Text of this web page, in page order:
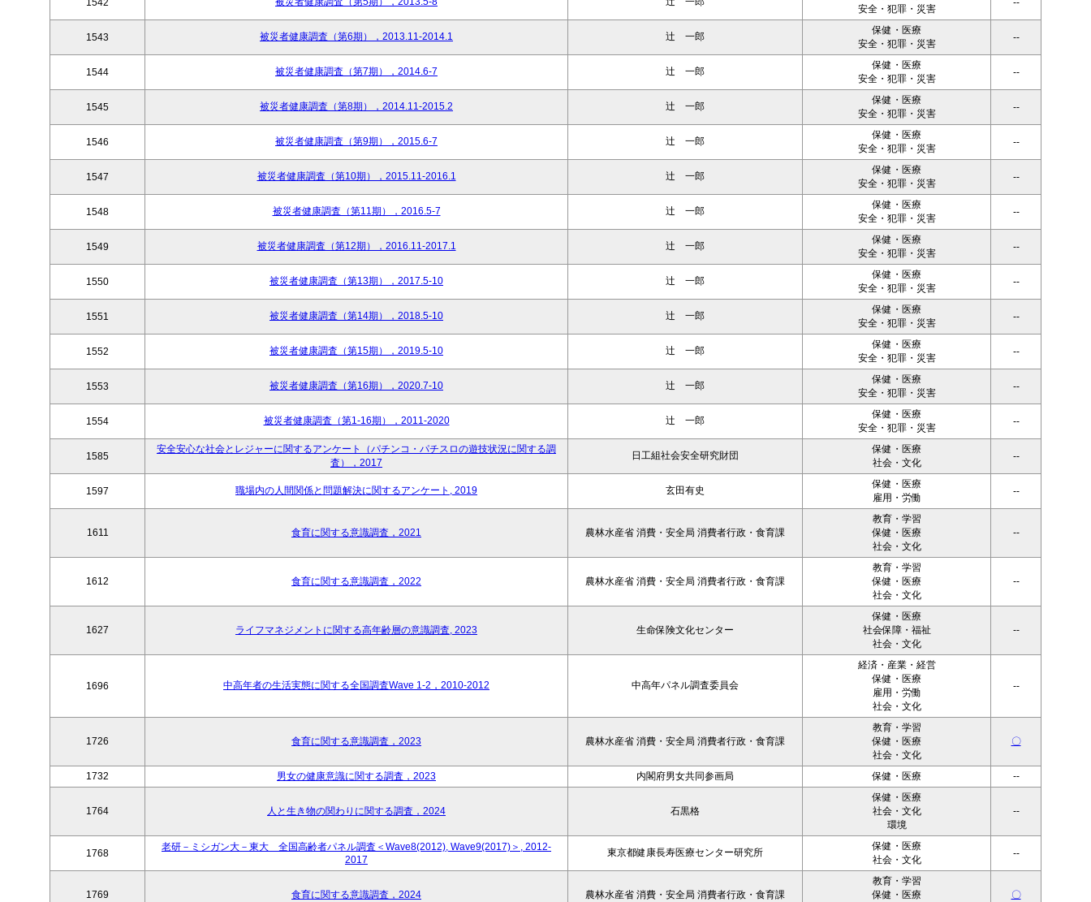
1542
安全・犯罪・災害
--
1543 被災者健康調査（第6期），2013.11-2014.1 辻󠄀 一郎
保健・医療
安全・犯罪・災害
--
1544 被災者健康調査（第7期），2014.6-7 辻󠄀 一郎
保健・医療
安全・犯罪・災害
--
1545 被災者健康調査（第8期），2014.11-2015.2 辻󠄀 一郎
保健・医療
安全・犯罪・災害
--
1546 被災者健康調査（第9期），2015.6-7 辻󠄀 一郎
保健・医療
安全・犯罪・災害
--
1547 被災者健康調査（第10期），2015.11-2016.1 辻󠄀 一郎
保健・医療
安全・犯罪・災害
--
1548 被災者健康調査（第11期），2016.5-7 辻󠄀 一郎
保健・医療
安全・犯罪・災害
--
1549 被災者健康調査（第12期），2016.11-2017.1 辻󠄀 一郎
保健・医療
安全・犯罪・災害
--
1550 被災者健康調査（第13期），2017.5-10 辻󠄀 一郎
保健・医療
安全・犯罪・災害
--
1551 被災者健康調査（第14期），2018.5-10 辻󠄀 一郎
保健・医療
安全・犯罪・災害
--
1552 被災者健康調査（第15期），2019.5-10 辻󠄀 一郎
保健・医療
安全・犯罪・災害
--
1553 被災者健康調査（第16期），2020.7-10 辻󠄀 一郎
保健・医療
安全・犯罪・災害
--
1554 被災者健康調査（第1-16期），2011-2020 辻󠄀 一郎
保健・医療
安全・犯罪・災害
--
1585
安全安心な社会とレジャーに関するアンケート（パチンコ・パチスロの遊技状況に関する調
査），2017
日工組社会安全研究財団
保健・医療
社会・文化
--
1597 職場内の人間関係と問題解決に関するアンケート, 2019 玄田有史
保健・医療
雇用・労働
--
1611 食育に関する意識調査，2021 農林水産省 消費・安全局 消費者行政・食育課
教育・学習
保健・医療
社会・文化
--
1612 食育に関する意識調査，2022 農林水産省 消費・安全局 消費者行政・食育課
教育・学習
保健・医療
社会・文化
--
1627 ライフマネジメントに関する高年齢層の意識調査, 2023 生命保険文化センター
保健・医療
社会保障・福祉
社会・文化
--
1696 中高年者の生活実態に関する全国調査Wave 1-2，2010-2012 中高年パネル調査委員会
経済・産業・経営
保健・医療
雇用・労働
社会・文化
--
1726 食育に関する意識調査，2023 農林水産省 消費・安全局 消費者行政・食育課
教育・学習
保健・医療
社会・文化
〇
1732 男女の健康意識に関する調査，2023 内閣府男女共同参画局 保健・医療 --
1764 人と生き物の関わりに関する調査，2024 石黒格
保健・医療
社会・文化
環境
--
1768
老研－ミシガン大－東大 全国高齢者パネル調査＜Wave8(2012), Wave9(2017)＞, 2012-
2017
東京都健康長寿医療センター研究所
保健・医療
社会・文化
--
1769 食育に関する意識調査，2024 農林水産省 消費・安全局 消費者行政・食育課
教育・学習
保健・医療
〇